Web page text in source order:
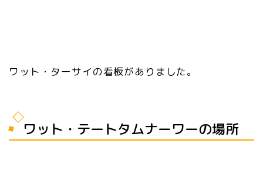
ワット・ターサイの看板がありました。
ワット・テートタムナーワーの場所